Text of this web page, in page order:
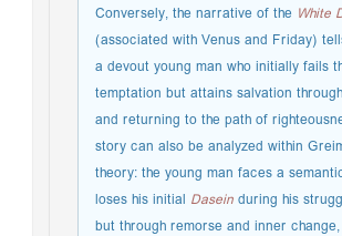
Conversely, the narrative of theWhite
(associated with Venus and Friday)
a devout young man who initially fails
temptation but attains salvation
and returning to the path of
story can also be analyzed within
theory: the young man faces a
loses his initialDaseinduring his
but through remorse and inner